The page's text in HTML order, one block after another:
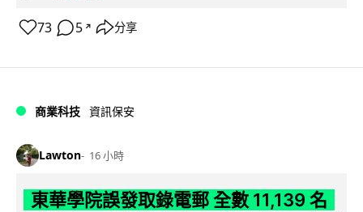
73 5 ↗ 分享
商業科技 資訊保安
Lawton 16 小時
東華學院誤發取錄電郵 全數 11,139 名